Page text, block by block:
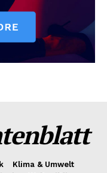
Klima & Umwelt